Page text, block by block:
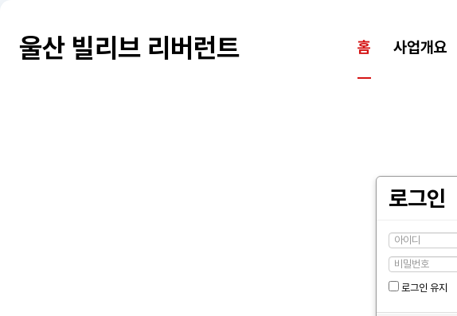
울산 빌리브 리버런트 홈 사업개요
로그인
로그인 유지